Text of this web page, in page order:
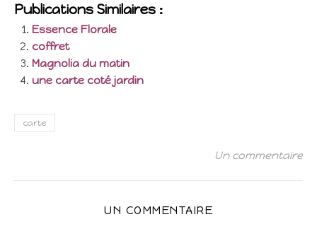
Publications Similaires :
Essence Florale
coffret
Magnolia du matin
une carte coté jardin
carte
Un commentaire
UN COMMENTAIRE